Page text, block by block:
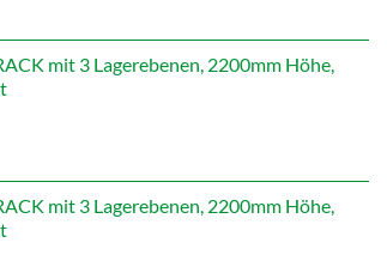
mit 3 Lagerebenen, 2200mm Höhe,
mit 3 Lagerebenen, 2200mm Höhe,